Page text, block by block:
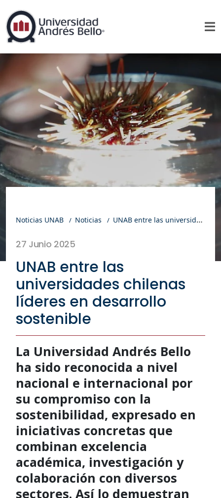
Noticias UNAB Noticias UNAB entre las universidades chilenas líderes en desarrollo sostenible
27 Junio 2025
UNAB entre las
universidades chilenas
líderes en desarrollo
sostenible
La Universidad Andrés Bello
ha sido reconocida a nivel
nacional e internacional por
su compromiso con la
sostenibilidad, expresado en
iniciativas concretas que
combinan excelencia
académica, investigación y
colaboración con diversos
sectores. Así lo demuestran